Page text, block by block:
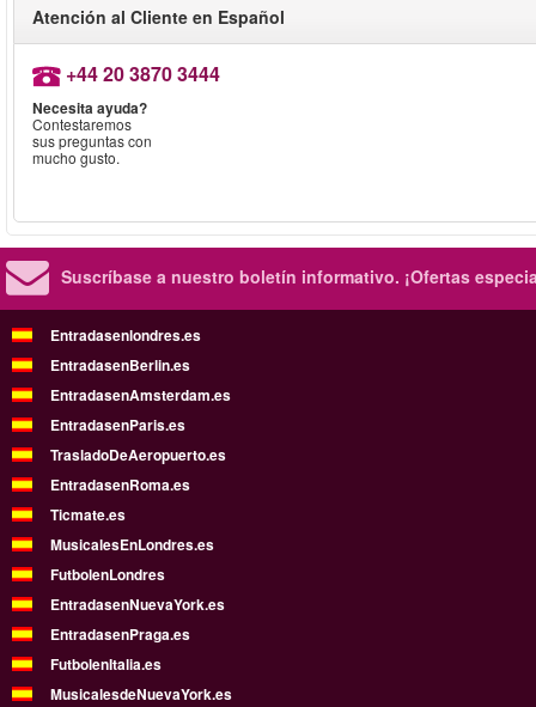
Atención al Cliente en Español
+44 20 3870 3444
Necesita ayuda?
Contestaremos
sus preguntas con
mucho gusto.
Suscríbase a nuestro boletín informativo. ¡Ofertas
Entradasenlondres.es
EntradasenBerlin.es
EntradasenAmsterdam.es
EntradasenParis.es
TrasladoDeAeropuerto.es
EntradasenRoma.es
Ticmate.es
MusicalesEnLondres.es
FutbolenLondres
EntradasenNuevaYork.es
EntradasenPraga.es
FutbolenItalia.es
MusicalesdeNuevaYork.es